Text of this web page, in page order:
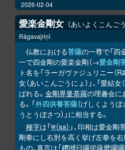
2026-02-04
愛楽金剛女 あいよくこんご
Rāgavajriṇī
仏教における菩薩の一尊で「四
一で四金剛の愛楽金剛（→愛金剛
ト名を「ラーガヴァジュリニー（
女（あいこんごうにょ）」、「愛結
ばれる。 金剛界曼荼羅の理趣会に
る。「外四供養菩薩（げしくようぼ
うとうぼさつ）」に相当する。
種字は「स（sa） 」、印相は愛金
剛拳にし右肘を高く挙げ左拳を
もの、真言は「鑁嚩日囉抳薩麼囉囉